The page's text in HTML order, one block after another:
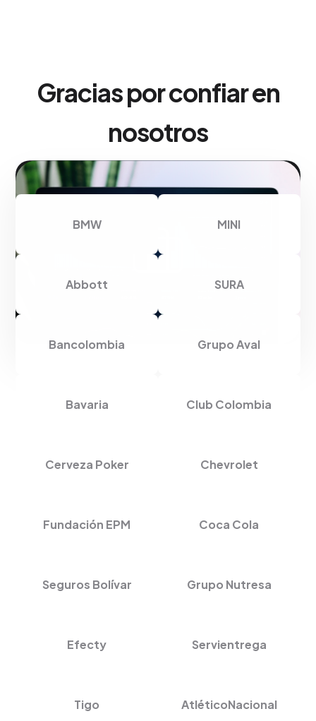
Gracias por confiar en
nosotros
BMW MINI
Abbott SURA
Bancolombia Grupo Aval
Bavaria Club Colombia
Cerveza Poker Chevrolet
Fundación EPM Coca Cola
Seguros Bolívar Grupo Nutresa
Efecty Servientrega
Tigo AtléticoNacional